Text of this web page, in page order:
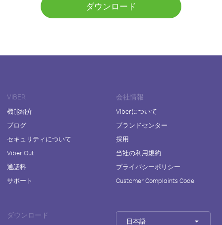
ダウンロード
VIBER
機能紹介
ブログ
セキュリティについて
Viber Out
通話料
サポート
会社情報
Viberについて
ブランドセンター
採用
当社の利用規約
プライバシーポリシー
Customer Complaints Code
ダウンロード
日本語